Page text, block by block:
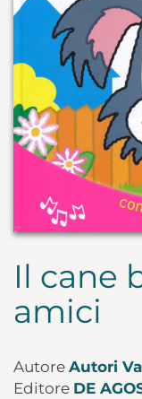
Il cane
amici
Autore Autori
Editore DE